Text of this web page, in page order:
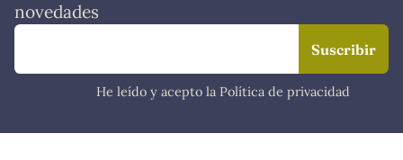
novedades
He leído y acepto la Política de privacidad